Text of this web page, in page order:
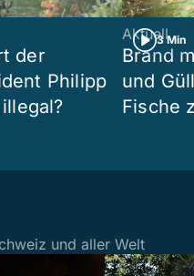
der
Philipp
3 Min
Aktuell
Brand
und
Fische
und aller Welt